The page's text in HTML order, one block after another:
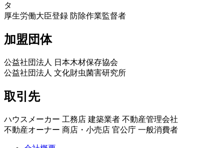
タ
厚生労働大臣登録 防除作業監督者
加盟団体
公益社団法人 日本木材保存協会
公益社団法人 文化財虫菌害研究所
取引先
ハウスメーカー 工務店 建築業者 不動産管理会社
不動産オーナー 商店・小売店 官公庁 一般消費者